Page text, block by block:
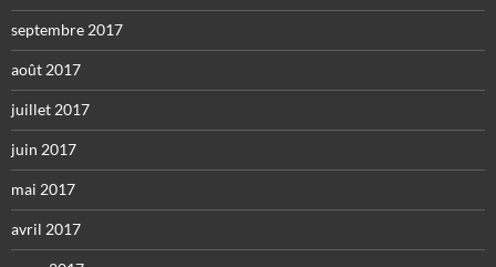
septembre 2017
août 2017
juillet 2017
juin 2017
mai 2017
avril 2017